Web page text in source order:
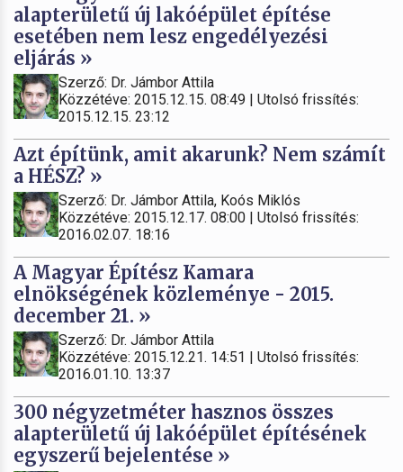
alapterületű új lakóépület építése
esetében nem lesz engedélyezési
eljárás »
Szerző: Dr. Jámbor Attila
Közzétéve: 2015.12.15. 08:49 | Utolsó frissítés:
2015.12.15. 23:12
Azt építünk, amit akarunk? Nem számít
a HÉSZ? »
Szerző: Dr. Jámbor Attila, Koós Miklós
Közzétéve: 2015.12.17. 08:00 | Utolsó frissítés:
2016.02.07. 18:16
A Magyar Építész Kamara
elnökségének közleménye - 2015.
december 21. »
Szerző: Dr. Jámbor Attila
Közzétéve: 2015.12.21. 14:51 | Utolsó frissítés:
2016.01.10. 13:37
300 négyzetméter hasznos összes
alapterületű új lakóépület építésének
egyszerű bejelentése »